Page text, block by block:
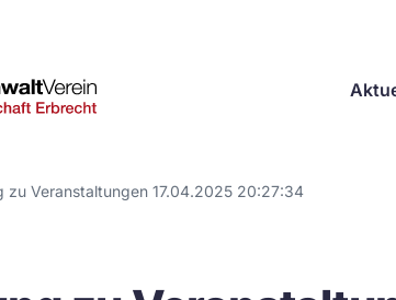
Deutscher
Verein
zu Veranstaltungen 17.04.2025 20:27:34